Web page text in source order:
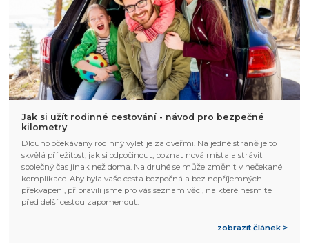
Jak si užít rodinné cestování - návod pro bezpečné
kilometry
Dlouho očekávaný rodinný výlet je za dveřmi. Na jedné straně je to
skvělá příležitost, jak si odpočinout, poznat nová místa a strávit
společný čas jinak než doma. Na druhé se může změnit v nečekané
komplikace. Aby byla vaše cesta bezpečná a bez nepříjemných
překvapení, připravili jsme pro vás seznam věcí, na které nesmíte
před delší cestou zapomenout.
zobrazit článek >